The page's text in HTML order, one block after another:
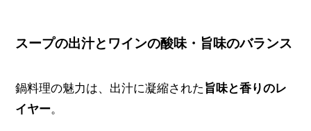
スープの出汁とワインの酸味・旨味のバランス
鍋料理の魅力は、出汁に凝縮された 旨味と香りのレ
イヤー。